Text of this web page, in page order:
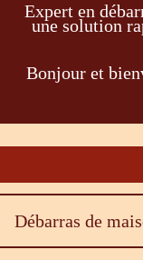
Expert en
une solution
Bonjour et
Débarras de